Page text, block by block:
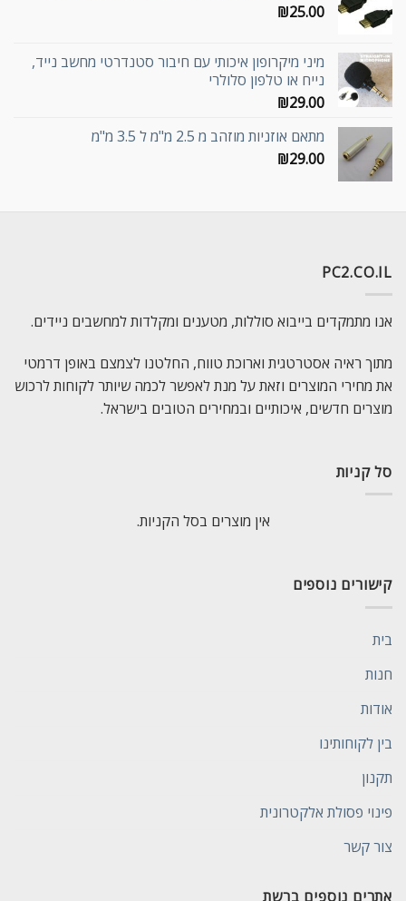
₪25.00
מיני מיקרופון איכותי עם חיבור סטנדרטי מחשב נייד,
נייח או טלפון סלולרי
₪29.00
מתאם אוזניות מוזהב מ 2.5 מ"מ ל 3.5 מ"מ
₪29.00
PC2.CO.IL
אנו מתמקדים בייבוא סוללות, מטענים ומקלדות למחשבים ניידים.
מתוך ראיה אסטרטגית וארוכת טווח, החלטנו לצמצם באופן דרמטי
את מחירי המוצרים וזאת על מנת לאפשר לכמה שיותר לקוחות לרכוש
מוצרים חדשים, איכותיים ובמחירים הטובים בישראל.
סל קניות
אין מוצרים בסל הקניות.
קישורים נוספים
בית
חנות
אודות
בין לקוחותינו
תקנון
פינוי פסולת אלקטרונית
צור קשר
אתרים נוספים ברשת